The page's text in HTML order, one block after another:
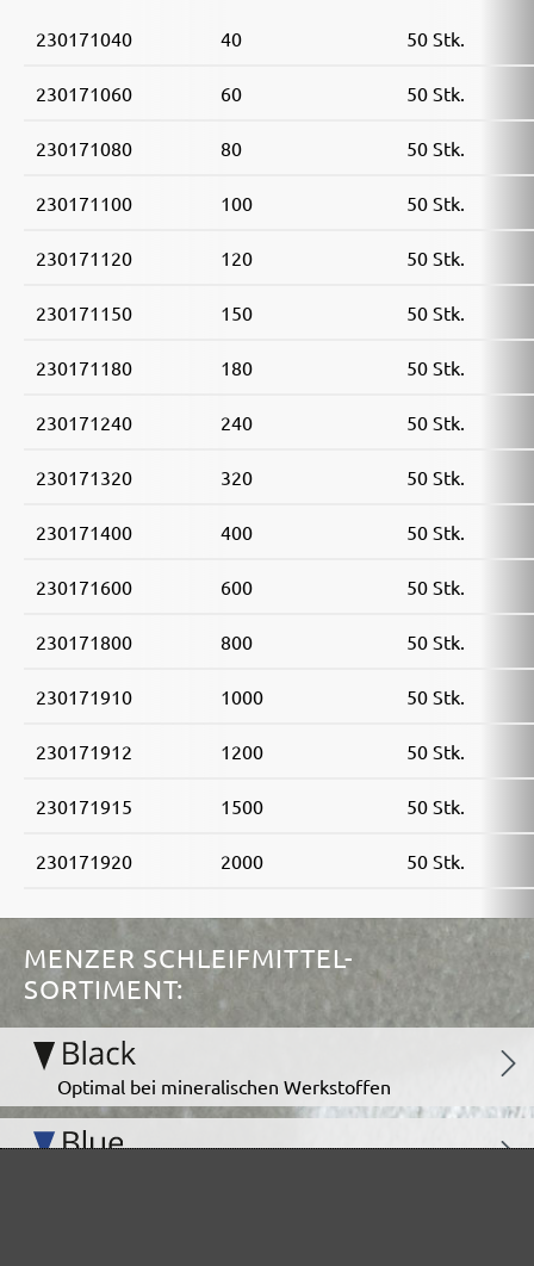
230171040 40 50 Stk.
230171060 60 50 Stk.
230171080 80 50 Stk.
230171100 100 50 Stk.
230171120 120 50 Stk.
230171150 150 50 Stk.
230171180 180 50 Stk.
230171240 240 50 Stk.
230171320 320 50 Stk.
230171400 400 50 Stk.
230171600 600 50 Stk.
230171800 800 50 Stk.
230171910 1000 50 Stk.
230171912 1200 50 Stk.
230171915 1500 50 Stk.
230171920 2000 50 Stk.
MENZER SCHLEIFMITTEL-
SORTIMENT:
Optimal bei mineralischen Werkstoffen